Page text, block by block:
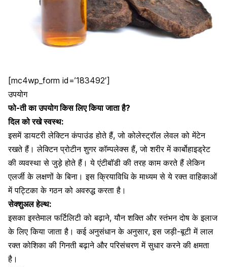
[mc4wp_form id=’183492′]
उपयोग
फो-ती का उपयोग किस लिए किया जाता है?
दिल को रखे स्वस्थ:
इसमें डायटरी लेक्टिन कंपाउंड होते हैं, जोकोलेस्ट्रॉल लेवल को मेंटेन
रखते हैं। लेक्टिन प्रोटीन शुगर कॉम्पलेक्स हैं, जो शरीर मेंकार्बोहाइड्रेट
की व्यवस्था से जुड़े होते हैं। ये एंटीबॉडी की तरह काम करते हैं लेकिन
एलर्जी के लक्षणों के बिना। इस क्रियाविधि के माध्यम से ये रक्त वाहिकाओं
में पट्टिका के गठन को अवरुद्ध करता है।
सेक्शुअल हेल्थ:
इसका इस्तेमालफर्टिलिटी को बढ़ाने,यौन शक्तिऔरस्तंभन दोष के इलाज
के लिए किया जाता है। कई अनुसंधान के अनुसार, इस जड़ी-बूटी में लाल
रक्त कोशिका की गिनती बढ़ाने और परिसंचरण में सुधार करने की क्षमता
है।